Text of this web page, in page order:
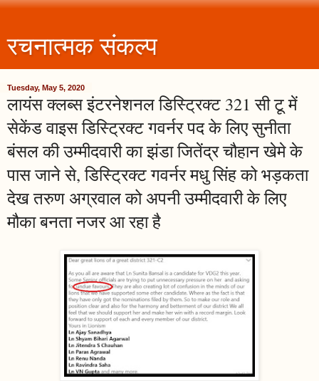
रचनात्मक संकल्प
Tuesday, May 5, 2020
लायंस क्लब्स इंटरनेशनल डिस्ट्रिक्ट 321 सी टू में
सेकेंड वाइस डिस्ट्रिक्ट गवर्नर पद के लिए सुनीता
बंसल की उम्मीदवारी का झंडा जितेंद्र चौहान खेमे के
पास जाने से, डिस्ट्रिक्ट गवर्नर मधु सिंह को भड़कता
देख तरुण अग्रवाल को अपनी उम्मीदवारी के लिए
मौका बनता नजर आ रहा है